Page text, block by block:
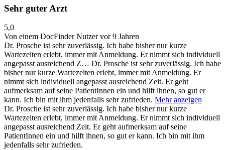
Sehr guter Arzt
5,0
Von einem DocFinder Nutzervor 9 Jahren
Dr. Prosche ist sehr zuverlässig. Ich habe bisher nur kurze
Wartezeiten erlebt, immer mit Anmeldung. Er nimmt sich individuell
angepasst ausreichend Z… Dr. Prosche ist sehr zuverlässig. Ich habe
bisher nur kurze Wartezeiten erlebt, immer mit Anmeldung. Er
nimmt sich individuell angepasst ausreichend Zeit. Er geht
aufmerksam auf seine PatientInnen ein und hilft ihnen, so gut er
kann. Ich bin mit ihm jedenfalls sehr zufrieden. Mehr anzeigen
Dr. Prosche ist sehr zuverlässig. Ich habe bisher nur kurze
Wartezeiten erlebt, immer mit Anmeldung. Er nimmt sich individuell
angepasst ausreichend Zeit. Er geht aufmerksam auf seine
PatientInnen ein und hilft ihnen, so gut er kann. Ich bin mit ihm
jedenfalls sehr zufrieden.